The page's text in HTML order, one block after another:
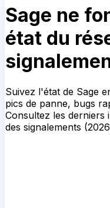
Sage ne
état du
Suivez l'état de Sage
pics de panne, bugs
Consultez les derniers
des signalements